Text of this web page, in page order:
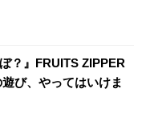
？』FRUITS ZIPPER
び、やってはいけま